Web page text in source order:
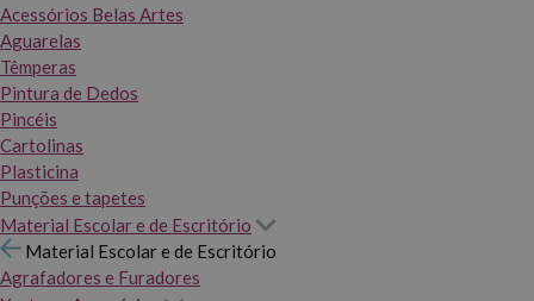
Acessórios Belas Artes
Aguarelas
Têmperas
Pintura de Dedos
Pincéis
Cartolinas
Plasticina
Punções e tapetes
Material Escolar e de Escritório
Material Escolar e de Escritório
Agrafadores e Furadores